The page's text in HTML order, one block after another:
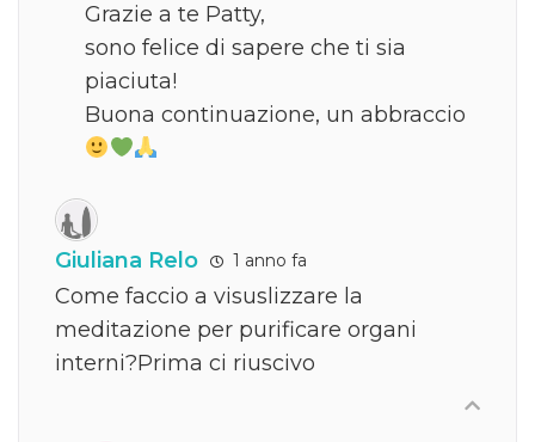
Grazie a te Patty,
sono felice di sapere che ti sia
piaciuta!
Buona continuazione, un abbraccio
Giuliana Relo 1 anno fa
Come faccio a visuslizzare la
meditazione per purificare organi
interni?Prima ci riuscivo